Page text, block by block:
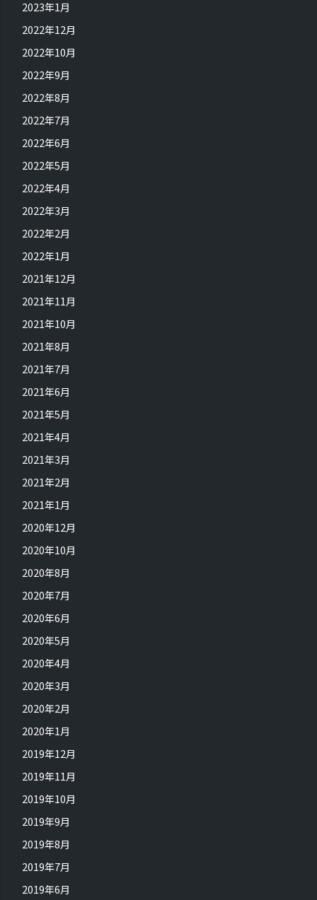
2023年1月
2022年12月
2022年10月
2022年9月
2022年8月
2022年7月
2022年6月
2022年5月
2022年4月
2022年3月
2022年2月
2022年1月
2021年12月
2021年11月
2021年10月
2021年8月
2021年7月
2021年6月
2021年5月
2021年4月
2021年3月
2021年2月
2021年1月
2020年12月
2020年10月
2020年8月
2020年7月
2020年6月
2020年5月
2020年4月
2020年3月
2020年2月
2020年1月
2019年12月
2019年11月
2019年10月
2019年9月
2019年8月
2019年7月
2019年6月